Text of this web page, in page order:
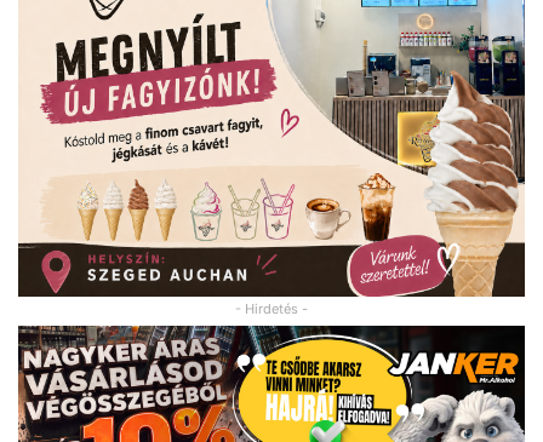
- Hirdetés -